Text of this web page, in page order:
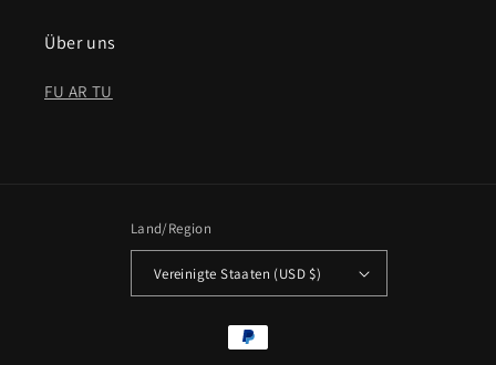
Über uns
FU AR TU
Land/Region
Vereinigte Staaten (USD $)
Zahlungsmethoden